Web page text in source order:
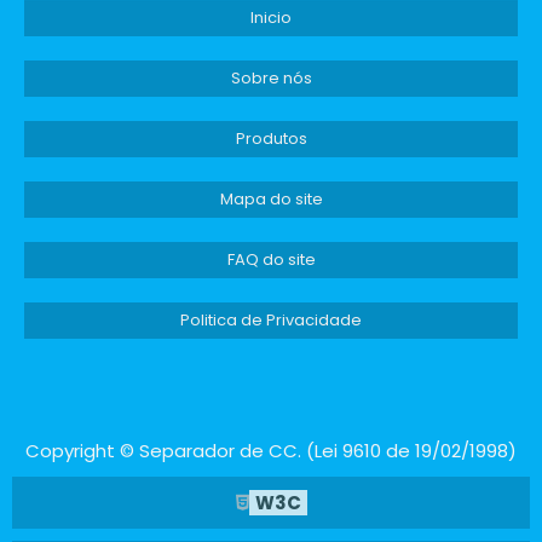
Inicio
Sobre nós
Produtos
Mapa do site
FAQ do site
Politica de Privacidade
Copyright © Separador de CC. (Lei 9610 de 19/02/1998)
W3C